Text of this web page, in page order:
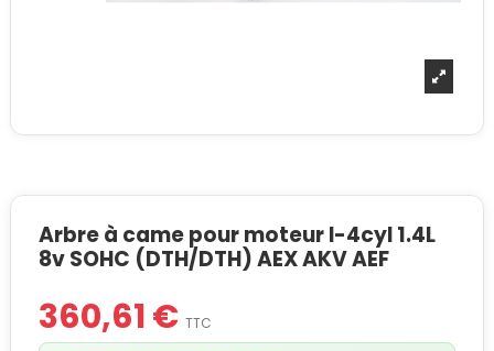
Arbre à came pour moteur I-4cyl 1.4L
8v SOHC (DTH/DTH) AEX AKV AEF
360,61 € TTC